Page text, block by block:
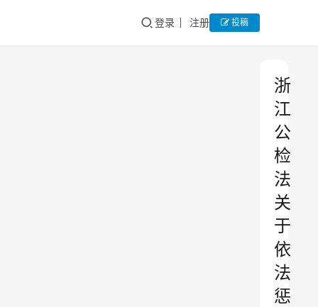
登录 注册 投稿
浙
江
公
检
法
关
于
依
法
惩